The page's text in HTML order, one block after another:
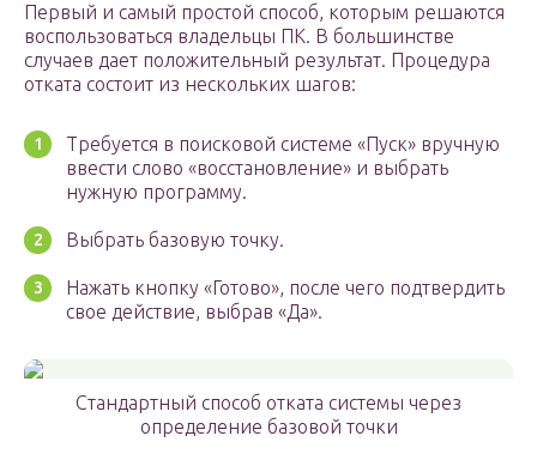
Первый и самый простой способ, которым решаются
воспользоваться владельцы ПК. В большинстве
случаев дает положительный результат. Процедура
отката состоит из нескольких шагов:
Требуется в поисковой системе «Пуск» вручную
ввести слово «восстановление» и выбрать
нужную программу.
Выбрать базовую точку.
Нажать кнопку «Готово», после чего подтвердить
свое действие, выбрав «Да».
Стандартный способ отката системы через
определение базовой точки